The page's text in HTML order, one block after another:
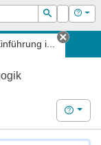
Suchen
Login Hilfe
i...
Tab
Hilfe